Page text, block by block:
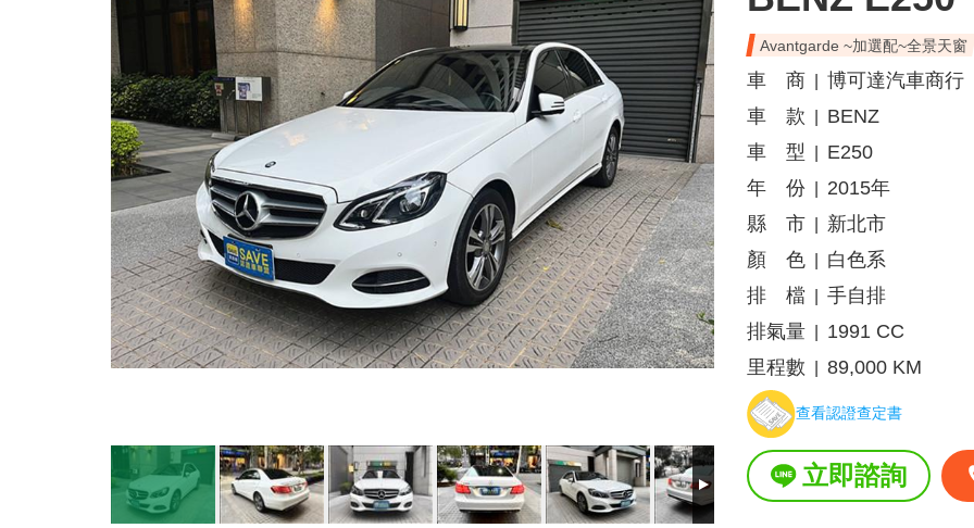
Avantgarde ~加選配~全景天窗
車 商
博可達汽車商行
車 款
BENZ
車 型
E250
年 份
2015年
縣 市
新北市
顏 色
白色系
排 檔
手自排
排氣量
1991 CC
里程數
89,000 KM
查看認證查定書
立即諮詢